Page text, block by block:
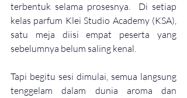
terbentuk selama prosesnya.  Di setiap
kelas parfum Klei Studio Academy (KSA),
satu meja diisi empat peserta yang
sebelumnya belum saling kenal.
Tapi begitu sesi dimulai, semua langsung
tenggelam dalam dunia aroma dan